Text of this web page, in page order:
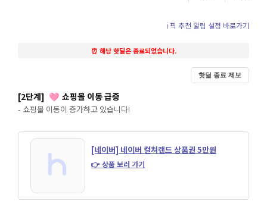
ℹ️ 픽 추천 알림 설정 바로가기
⏰ 해당 핫딜은 종료되었습니다.
핫딜 종료 제보
[2단계] 🩷 쇼핑몰 이동 급증
- 쇼핑몰 이동이 증가하고 있습니다!
[네이버] 네이버 컬쳐랜드 상품권 5만원
👉 상품 보러 가기